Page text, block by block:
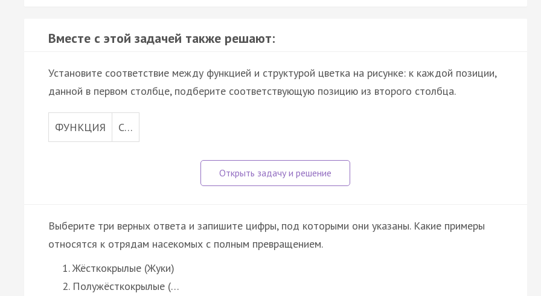
Вместе с этой задачей также решают:
Установите соответствие между функцией и структурой цветка на рисунке: к каждой позиции,
данной в первом столбце, подберите соответствующую позицию из второго столбца.
ФУНКЦИЯ С…
Выберите три верных ответа и запишите цифры, под которыми они указаны. Какие примеры
относятся к отрядам насекомых с полным превращением.
Жёсткокрылые (Жуки)
Полужёсткокрылые (…